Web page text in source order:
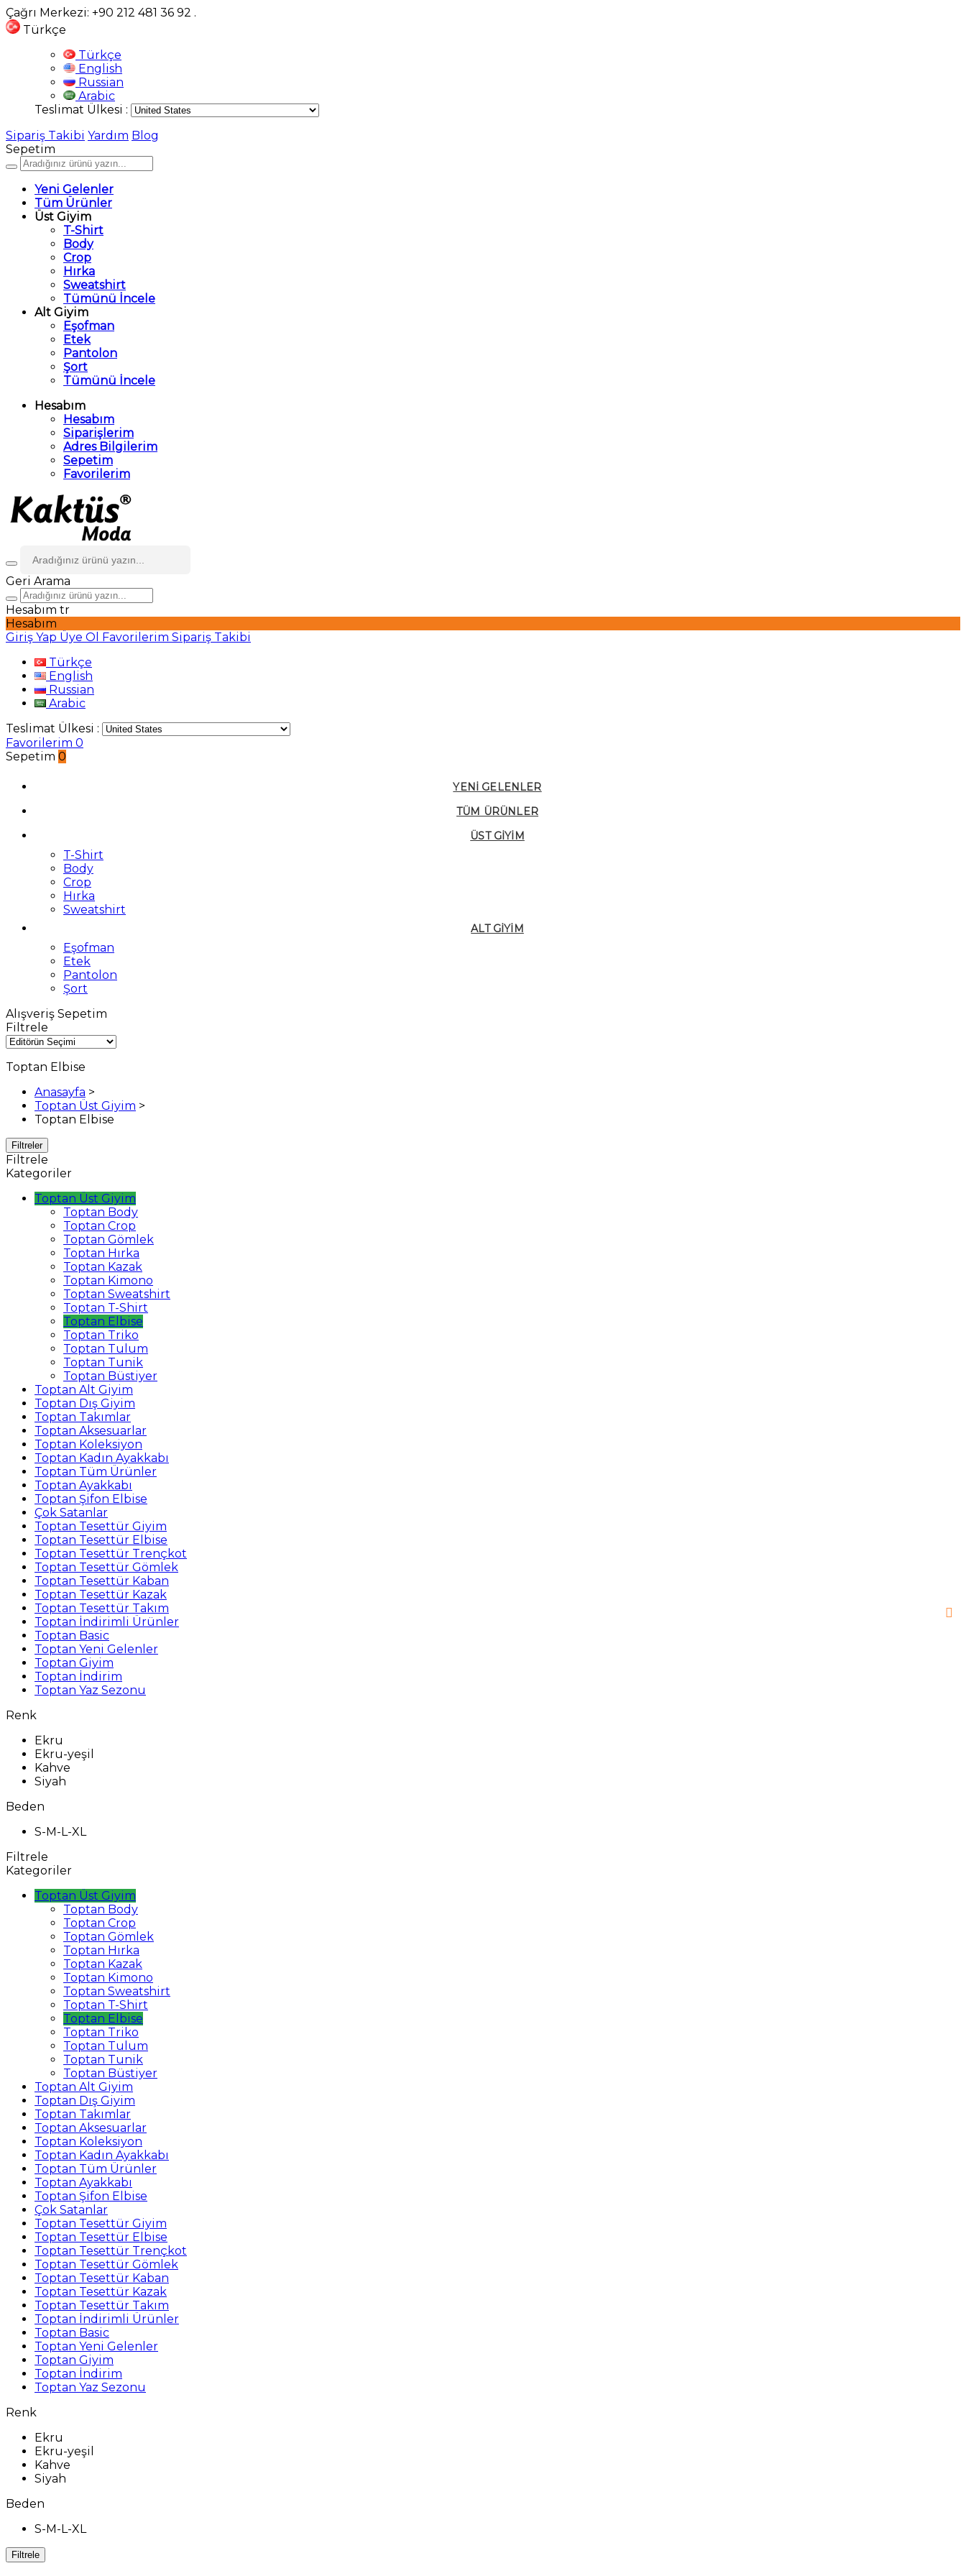
Çağrı Merkezi: +90 212 481 36 92 .
Türkçe
Türkçe
English
Russian
Arabic
Teslimat Ülkesi :
Sipariş Takibi Yardım Blog
Sepetim
Yeni Gelenler
Tüm Ürünler
Üst Giyim
T-Shirt
Body
Crop
Hırka
Sweatshirt
Tümünü İncele
Alt Giyim
Eşofman
Etek
Pantolon
Şort
Tümünü İncele
Hesabım
Hesabım
Siparişlerim
Adres Bilgilerim
Sepetim
Favorilerim
Geri Arama
Hesabım tr
Hesabım
Giriş Yap Üye Ol Favorilerim Sipariş Takibi
Türkçe
English
Russian
Arabic
Teslimat Ülkesi :
Favorilerim 0
Sepetim 0
YENI GELENLER
TÜM ÜRÜNLER
ÜST GIYIM
T-Shirt
Body
Crop
Hırka
Sweatshirt
ALT GIYIM
Eşofman
Etek
Pantolon
Şort
Alışveriş Sepetim
Filtrele
Toptan Elbise
Anasayfa >
Toptan Üst Giyim >
Toptan Elbise
Filtreler
Filtrele
Kategoriler
Toptan Üst Giyim
Toptan Body
Toptan Crop
Toptan Gömlek
Toptan Hırka
Toptan Kazak
Toptan Kimono
Toptan Sweatshirt
Toptan T-Shirt
Toptan Elbise
Toptan Triko
Toptan Tulum
Toptan Tunik
Toptan Büstiyer
Toptan Alt Giyim
Toptan Dış Giyim
Toptan Takımlar
Toptan Aksesuarlar
Toptan Koleksiyon
Toptan Kadın Ayakkabı
Toptan Tüm Ürünler
Toptan Ayakkabı
Toptan Şifon Elbise
Çok Satanlar
Toptan Tesettür Giyim
Toptan Tesettür Elbise
Toptan Tesettür Trençkot
Toptan Tesettür Gömlek
Toptan Tesettür Kaban
Toptan Tesettür Kazak
Toptan Tesettür Takım
Toptan İndirimli Ürünler
Toptan Basic
Toptan Yeni Gelenler
Toptan Giyim
Toptan İndirim
Toptan Yaz Sezonu
Renk
Ekru
Ekru-yeşil
Kahve
Siyah
Beden
S-M-L-XL
Filtrele
Kategoriler
Toptan Üst Giyim
Toptan Body
Toptan Crop
Toptan Gömlek
Toptan Hırka
Toptan Kazak
Toptan Kimono
Toptan Sweatshirt
Toptan T-Shirt
Toptan Elbise
Toptan Triko
Toptan Tulum
Toptan Tunik
Toptan Büstiyer
Toptan Alt Giyim
Toptan Dış Giyim
Toptan Takımlar
Toptan Aksesuarlar
Toptan Koleksiyon
Toptan Kadın Ayakkabı
Toptan Tüm Ürünler
Toptan Ayakkabı
Toptan Şifon Elbise
Çok Satanlar
Toptan Tesettür Giyim
Toptan Tesettür Elbise
Toptan Tesettür Trençkot
Toptan Tesettür Gömlek
Toptan Tesettür Kaban
Toptan Tesettür Kazak
Toptan Tesettür Takım
Toptan İndirimli Ürünler
Toptan Basic
Toptan Yeni Gelenler
Toptan Giyim
Toptan İndirim
Toptan Yaz Sezonu
Renk
Ekru
Ekru-yeşil
Kahve
Siyah
Beden
S-M-L-XL
Filtrele